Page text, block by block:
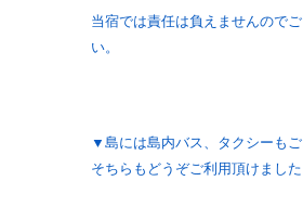
当宿では責任は負えませんので
い。
▼島には島内バス、タクシーも
そちらもどうぞご利用頂けました